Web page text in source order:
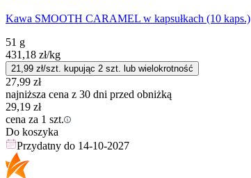
Kawa SMOOTH CARAMEL w kapsułkach (10 kaps.)
51 g
431,18 zł/kg
21,99 zł/szt. kupując 2 szt. lub wielokrotność
27,99 zł
najniższa cena z 30 dni przed obniżką
29,19 zł
cena za 1 szt.
Do koszyka
Przydatny do 14-10-2027